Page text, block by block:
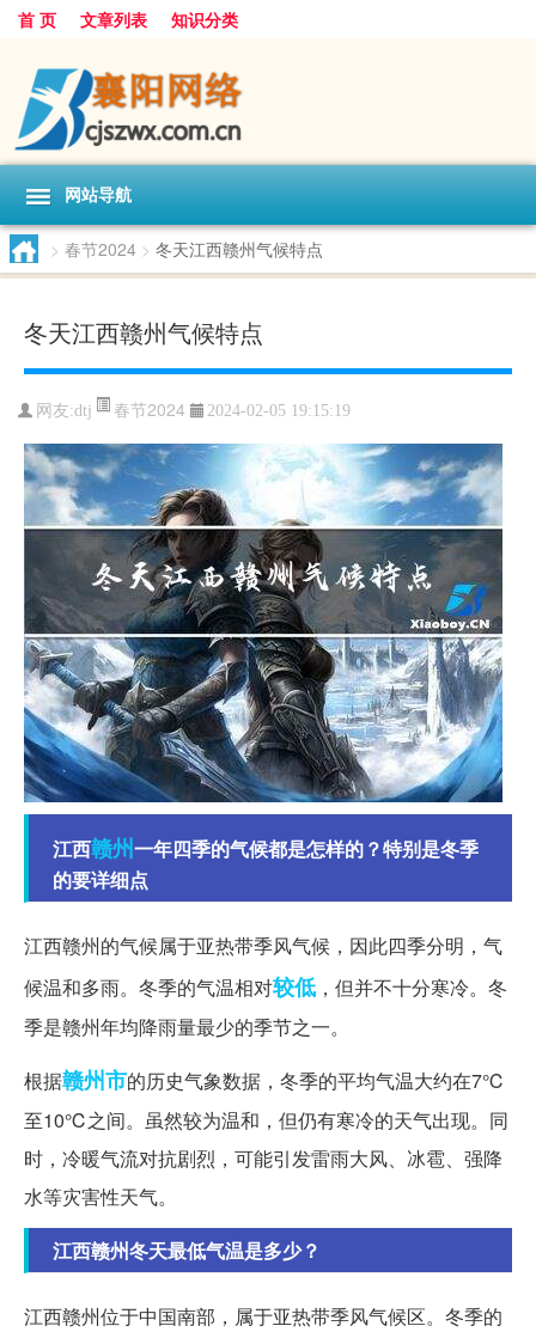
首 页 文章列表 知识分类
网站导航
> 春节2024 > 冬天江西赣州气候特点
冬天江西赣州气候特点
网友:dtj 春节2024 2024-02-05 19:15:19
江西赣州一年四季的气候都是怎样的？特别是冬季
的要详细点
江西赣州的气候属于亚热带季风气候，因此四季分明，气
候温和多雨。冬季的气温相对较低 ，但并不十分寒冷。冬
季是赣州年均降雨量最少的季节之一。
根据赣州市的历史气象数据，冬季的平均气温大约在7℃
至10℃之间。虽然较为温和，但仍有寒冷的天气出现。同
时，冷暖气流对抗剧烈，可能引发雷雨大风、冰雹、强降
水等灾害性天气。
江西赣州冬天最低气温是多少？
江西赣州位于中国南部，属于亚热带季风气候区。冬季的